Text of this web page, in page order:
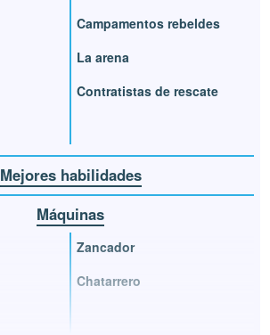
Campamentos rebeldes
La arena
Contratistas de rescate
Mejores habilidades
Máquinas
Zancador
Chatarrero